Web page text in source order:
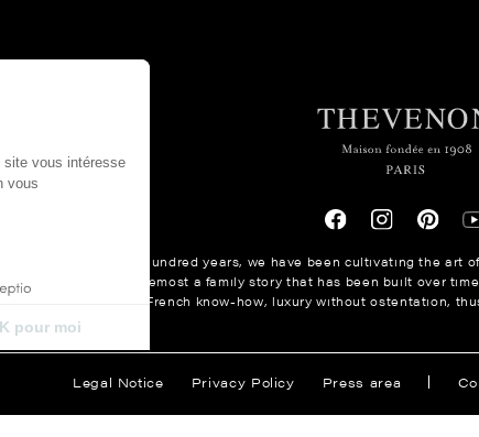
For more than a hundred years, we have been cultivating the art
is first and foremost a family story that has been built over
French know-how, luxury without ostentation,
Legal Notice Privacy Policy Press area
site vous intéresse
vous
pour moi
gérer vos paramètres de confidentialité, en garantissant la